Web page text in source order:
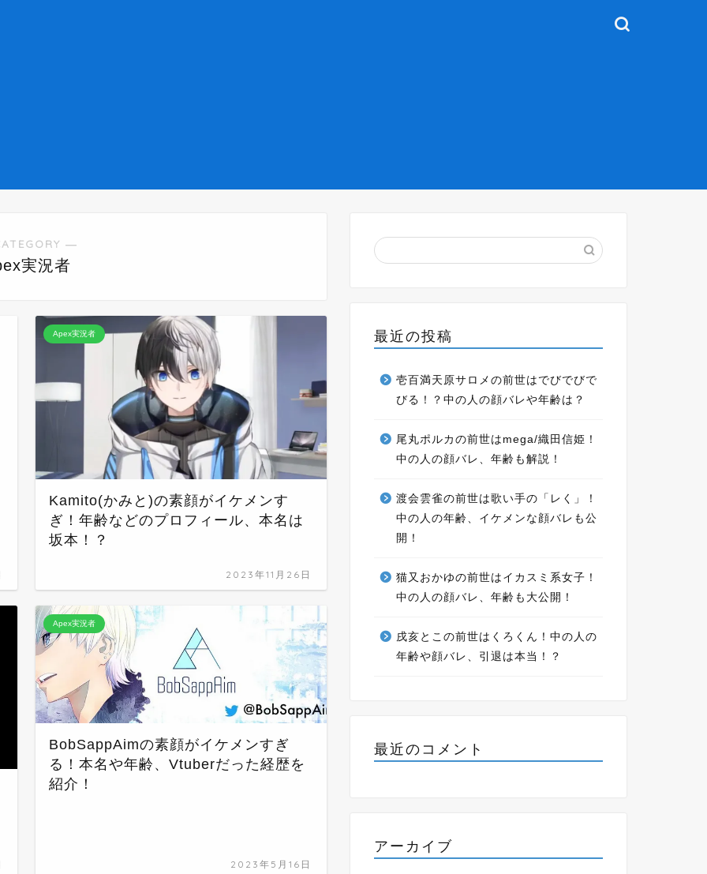
―
実況者
Apex実況者
Kamito(かみと)の素顔がイケメンす
ぎ！年齢などのプロフィール、本名は
坂本！？
2023年11月26日
Apex実況者
BobSappAimの素顔がイケメンすぎ
る！本名や年齢、Vtuberだった経歴を
紹介！
2023年5月16日
最近の投稿
壱百満天原サロメの前世はでびでびで
びる！？中の人の顔バレや年齢は？
尾丸ポルカの前世はmega/織田信姫！
中の人の顔バレ、年齢も解説！
渡会雲雀の前世は歌い手の「レく」！
中の人の年齢、イケメンな顔バレも公
開！
猫又おかゆの前世はイカスミ系女子！
中の人の顔バレ、年齢も大公開！
戌亥とこの前世はくろくん！中の人の
年齢や顔バレ、引退は本当！？
最近のコメント
アーカイブ